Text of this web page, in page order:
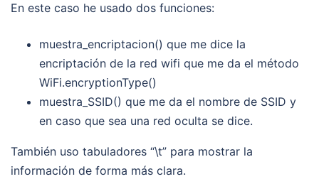
En este caso he usado dos funciones:
muestra_encriptacion() que me dice la
encriptación de la red wifi que me da el método
WiFi.encryptionType()
muestra_SSID() que me da el nombre de SSID y
en caso que sea una red oculta se dice.
También uso tabuladores “\t” para mostrar la
información de forma más clara.